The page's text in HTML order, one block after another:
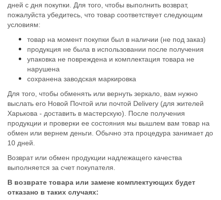
дней с дня покупки. Для того, чтобы выполнить возврат,
пожалуйста убедитесь, что товар соответствует следующим
условиям:
товар на момент покупки был в наличии (не под заказ)
продукция не была в использовании после получения
упаковка не повреждена и комплектация товара не
нарушена
сохранена заводская маркировка
Для того, чтобы обменять или вернуть зеркало, вам нужно
выслать его Новой Почтой или почтой Delivery (для жителей
Харькова - доставить в мастерскую). После получения
продукции и проверки ее состояния мы вышлем вам товар на
обмен или вернем деньги. Обычно эта процедура занимает до
10 дней.
Возврат или обмен продукции надлежащего качества
выполняется за счет покупателя.
В возврате товара или замене комплектующих будет
отказано в таких случаях: